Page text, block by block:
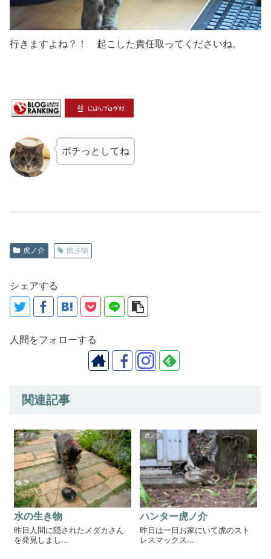
行きますよね？！ 起こした責任取ってくださいね。
ポチっとしてね
虎ノ介 散歩猫
シェアする
人間をフォローする
関連記事
虎ノ介
水の生き物
昨日人間に隠されたメダカさん
を発見しまし...
虎ノ介
ハンター虎ノ介
昨日は一日お家にいて虎のスト
レスマックス...